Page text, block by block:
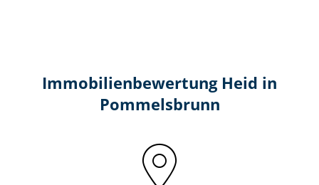
Immobilien­bewertung Heid in
Pommelsbrunn